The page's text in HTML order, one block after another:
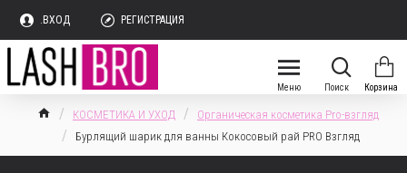
.ВХОД РЕГИСТРАЦИЯ
КОСМЕТИКА И УХОД
Органическая косметика Pro-взгляд
Бурлящий шарик для ванны Кокосовый рай PRO Взгляд